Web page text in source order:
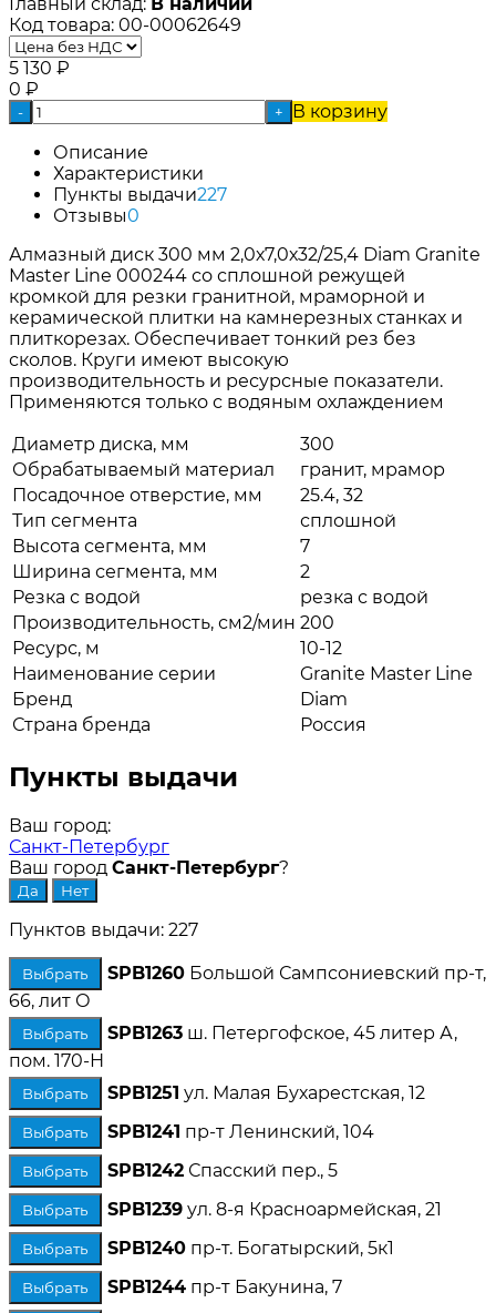
Код товара: 00-00062649
5 130 ₽
0 ₽
- +
В корзину
Описание
Характеристики
Пункты выдачи227
Отзывы0
Алмазный диск 300 мм 2,0х7,0х32/25,4 Diam Granite
Master Line 000244 со сплошной режущей
кромкой для резки гранитной, мраморной и
керамической плитки на камнерезных станках и
плиткорезах. Обеспечивает тонкий рез без
сколов. Круги имеют высокую
производительность и ресурсные показатели.
Применяются только с водяным охлаждением
Диаметр диска, мм
300
Обрабатываемый материал
гранит, мрамор
Посадочное отверстие, мм
25.4, 32
Тип сегмента
сплошной
Высота сегмента, мм
7
Ширина сегмента, мм
2
Резка с водой
резка с водой
Производительность, см2/мин 200
Ресурс, м
10-12
Наименование серии
Granite Master Line
Бренд
Diam
Страна бренда
Россия
Пункты выдачи
Ваш город:
Санкт-Петербург
Ваш город Санкт-Петербург?
Пунктов выдачи: 227
Выбрать SPB1260 Большой Сампсониевский пр-т,
66, лит О
Выбрать SPB1263 ш. Петергофское, 45 литер А,
пом. 170-Н
Выбрать SPB1251 ул. Малая Бухарестская, 12
Выбрать SPB1241 пр-т Ленинский, 104
Выбрать SPB1242 Спасский пер., 5
Выбрать SPB1239 ул. 8-я Красноармейская, 21
Выбрать SPB1240 пр-т. Богатырский, 5к1
Выбрать SPB1244 пр-т Бакунина, 7